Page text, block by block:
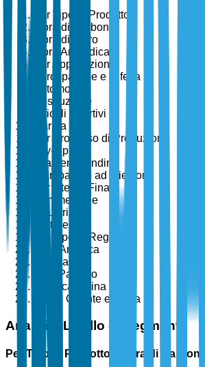
Per Tipo di Prodotto
Fibra di Carbonio
Fibra di Vetro
Fibra Aramidica
Per Applicazione
Aerospaziale e Difesa
Automotive
Costruzione
Articoli Sportivi
Marina
Per Processo di Produzione
Lay-Up
Filament Winding
Stampaggio ad Iniezione
Per Utente Finale
Commerciale
Industriale
Militare
Per Tipo di Regione
Nord America
Europa
Asia-Pacifico
America Latina
Medio Oriente e Africa
Analisi a Livello di Segmento
Per Tipo di Prodotto - Fibra di Carbonio